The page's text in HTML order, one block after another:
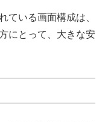
ている画面構成は、
にとって、大きな安